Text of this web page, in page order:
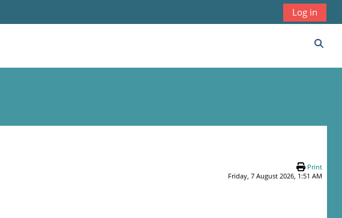
Log in
Print
Friday, 7 August 2026, 1:51 AM